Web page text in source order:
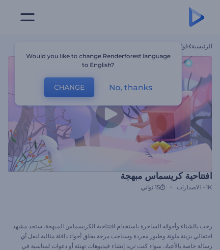
الرئيسية قوالب
افتتاحية كريسماس مبهجة
1K+ الاصدارات 15 ثواني
رحب بالشتاء وأجوائه الساحرة باستخدام افتتاحية الكريسماس المبهجة. ستجد مشهد
احتفالي بزينة ملونة وطيور مغردة وسناجب مرحة يخلق أجواء دافئة مثالية لنقل أي
رسالة خاصة بالأعياد. سواء كنت تريد إنشاء فيديوهات تهنئة أو دعوات لمناسبة في
Would you like to change Renderforest language
to English?
CHANGE No, thanks